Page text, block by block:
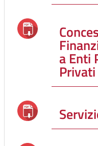
a Enti
Privati